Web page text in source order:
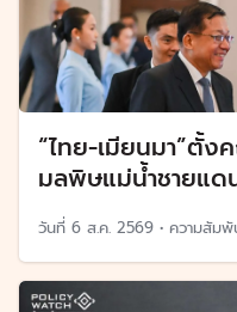
“ไทย-เมียนมา”ตั้
มลพิษแม่น้ำชายแด
วันที่ 6 ส.ค. 2569 • ความสัมพั